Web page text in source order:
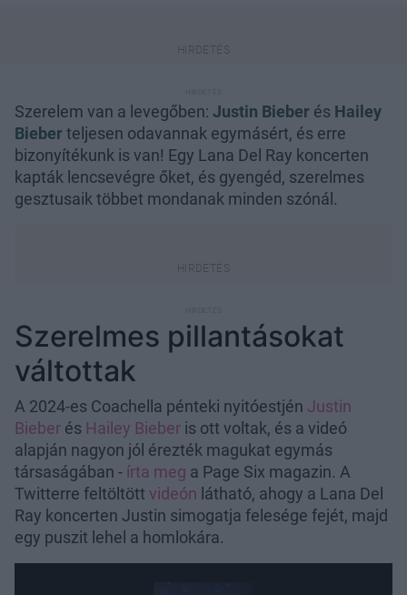
Szerelem van a levegőben: Justin Bieber és Hailey
Bieber teljesen odavannak egymásért, és erre
bizonyítékunk is van! Egy Lana Del Ray koncerten
kapták lencsevégre őket, és gyengéd, szerelmes
gesztusaik többet mondanak minden szónál.
Szerelmes pillantásokat
váltottak
A 2024-es Coachella pénteki nyitóestjén Justin
Bieber és Hailey Bieber is ott voltak, és a videó
alapján nagyon jól érezték magukat egymás
társaságában - írta meg a Page Six magazin. A
Twitterre feltöltött videón látható, ahogy a Lana Del
Ray koncerten Justin simogatja felesége fejét, majd
egy puszit lehel a homlokára.